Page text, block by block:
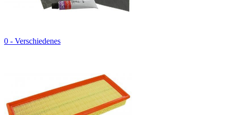
0 - Verschiedenes